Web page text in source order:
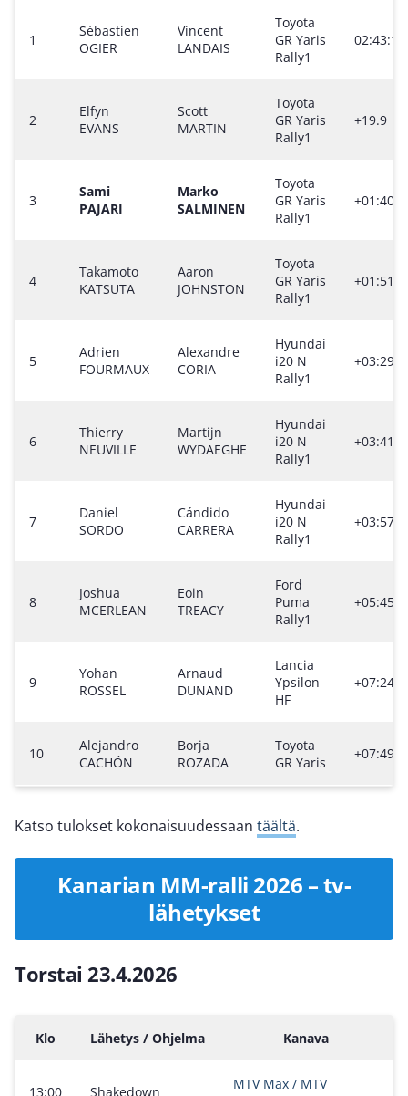
1
Sébastien
OGIER
Vincent
LANDAIS
Toyota
GR Yaris
Rally1
2
Elfyn
EVANS
Scott
MARTIN
Toyota
GR Yaris
Rally1
+19.9
3
Sami
PAJARI
Marko
SALMINEN
Toyota
GR Yaris
Rally1
+01:40.8
4
Takamoto
KATSUTA
Aaron
JOHNSTON
Toyota
GR Yaris
Rally1
+01:51.2
5
Adrien
FOURMAUX
Alexandre
CORIA
Hyundai
i20 N
Rally1
+03:29.5
6
Thierry
NEUVILLE
Martijn
WYDAEGHE
Hyundai
i20 N
Rally1
+03:41.0
7
Daniel
SORDO
Cándido
CARRERA
Hyundai
i20 N
Rally1
+03:57.7
8
Joshua
MCERLEAN
Eoin
TREACY
Ford
Puma
Rally1
+05:45.4
9
Yohan
ROSSEL
Arnaud
DUNAND
Lancia
Ypsilon
HF
+07:24.3
10
Alejandro
CACHÓN
Borja
ROZADA
Toyota
GR Yaris
+07:49.4
Katso tulokset kokonaisuudessaan täältä.
Kanarian MM-ralli 2026 – tv-
lähetykset
Torstai 23.4.2026
Klo Lähetys / Ohjelma Kanava
13:00 Shakedown
MTV Max / MTV